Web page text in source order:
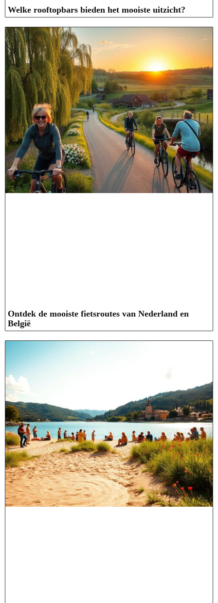
Welke rooftopbars bieden het mooiste uitzicht?
Ontdek de mooiste fietsroutes van Nederland en
België